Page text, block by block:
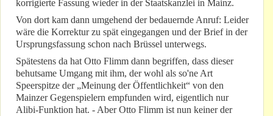
korrigierte Fassung wieder in der Staatskanzlei in Mainz.
Von dort kam dann umgehend der bedauernde Anruf: Leider
wäre die Korrektur zu spät eingegangen und der Brief in der
Ursprungsfassung schon nach Brüssel unterwegs.
Spätestens da hat Otto Flimm dann begriffen, dass dieser
behutsame Umgang mit ihm, der wohl als so'ne Art
Speerspitze der „Meinung der Öffentlichkeit“ von den
Mainzer Gegenspielern empfunden wird, eigentlich nur
Alibi-Funktion hat. - Aber Otto Flimm ist nun keiner der